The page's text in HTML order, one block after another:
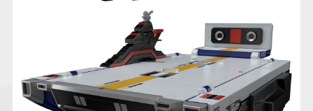
仮面ライダーシリー
ズ
ガンダムシリーズ アンパンマン たまご
キャラパキ
にふぉるめーしょん
＆スクエアシール
ポケモンスケールワ
ールド